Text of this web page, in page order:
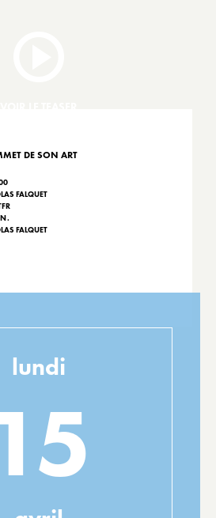
lundi
15
DE SON ART
FALQUET
FALQUET